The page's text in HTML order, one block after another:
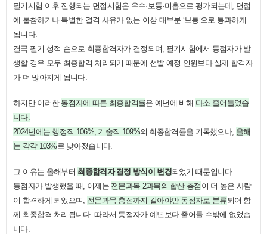
필기시험 이후 진행되는 면접시험은 우수·보통·미흡으로 평가되는데, 면접
에 불참하거나 특별한 결격 사유가 없는 이상 대부분 ‘보통’으로 통과하게
됩니다.
결국 필기 성적 순으로 최종합격자가 결정되며, 필기시험에서 동점자가 발
생할 경우 모두 최종합격 처리되기 때문에 선발 예정 인원보다 실제 합격자
가 더 많아지게 됩니다.
하지만 이러한 동점자에 따른 최종합격률은 예년에 비해 다소 줄어들었습
니다.
2024년에는 행정직 106%, 기술직 109%의 최종합격률을 기록했으나, 올해
는 각각 103% 로 낮아졌습니다.
그 이유는 올해부터 최종합격자 결정 방식이 변경되었기 때문입니다.
동점자가 발생했을 때, 이제는 전문과목 2과목의 합산 총점 이 더 높은 사람
이 합격하게 되었으며, 전문과목 총점까지 같아야만 동점자로 분류되어 함
께 최종합격 처리됩니다. 따라서 동점자가 예년보다 줄어들 수밖에 없었습
니다.